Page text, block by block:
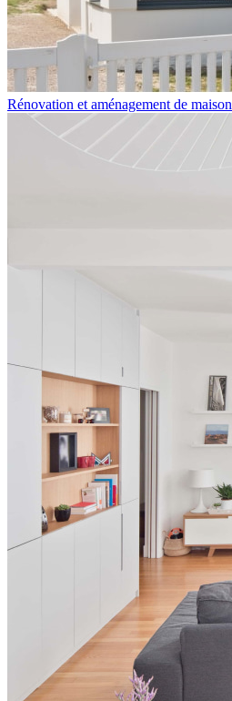
Rénovation et aménagement de maison